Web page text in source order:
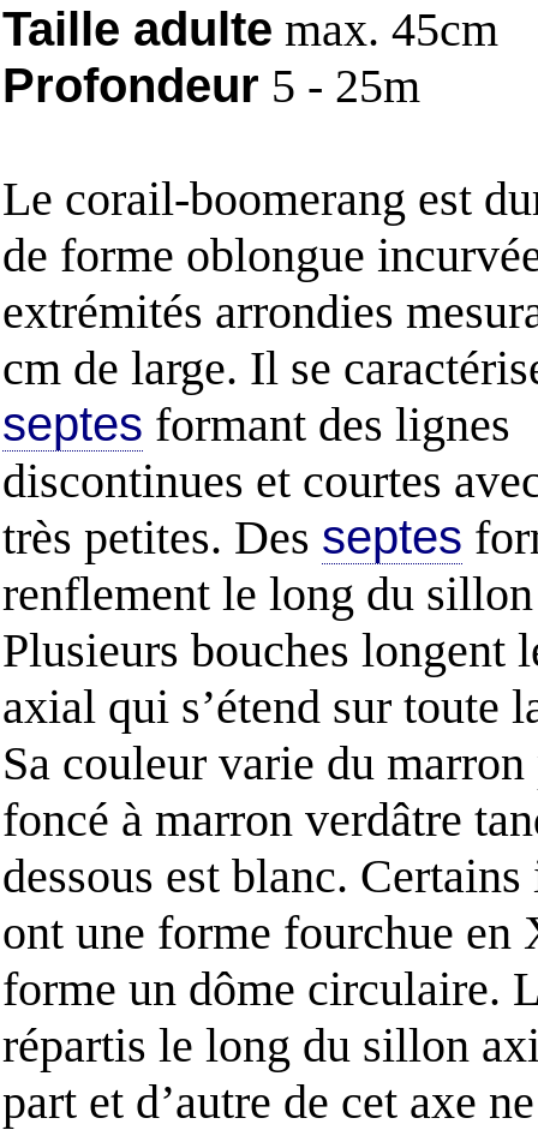
Taille adulte max. 45cm
Profondeur 5 - 25m
Le corail-boomerang est
de forme oblongue
extrémités arrondies
cm de large. Il se
septes formant des lignes
discontinues et courtes
très petites. Des septes
renflement le long du
Plusieurs bouches longent
axial qui s’étend sur toute
Sa couleur varie du marron
foncé à marron verdâtre
dessous est blanc.
ont une forme fourchue en
forme un dôme circulaire.
répartis le long du sillon
part et d’autre de cet axe